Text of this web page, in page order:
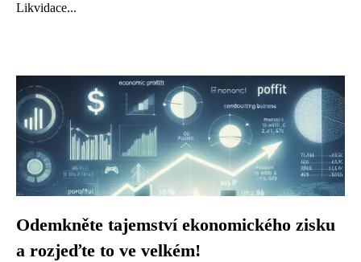
Likvidace...
Odemkněte tajemství ekonomického zisku
a rozjeďte to ve velkém!